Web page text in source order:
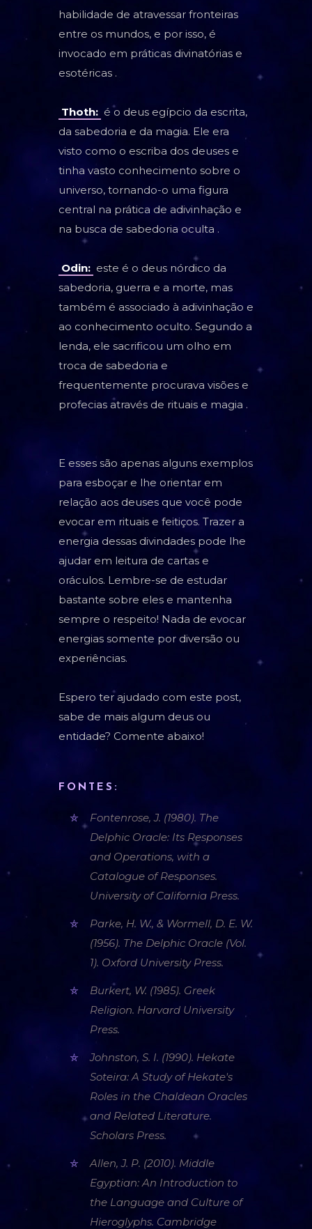
habilidade de atravessar fronteiras
entre os mundos, e por isso, é
invocado em práticas divinatórias e
esotéricas .
Thoth: é o deus egípcio da escrita,
da sabedoria e da magia. Ele era
visto como o escriba dos deuses e
tinha vasto conhecimento sobre o
universo, tornando-o uma figura
central na prática de adivinhação e
na busca de sabedoria oculta .
Odin: este é o deus nórdico da
sabedoria, guerra e a morte, mas
também é associado à adivinhação e
ao conhecimento oculto. Segundo a
lenda, ele sacrificou um olho em
troca de sabedoria e
frequentemente procurava visões e
profecias através de rituais e magia .
E esses são apenas alguns exemplos
para esboçar e lhe orientar em
relação aos deuses que você pode
evocar em rituais e feitiços. Trazer a
energia dessas divindades pode lhe
ajudar em leitura de cartas e
oráculos. Lembre-se de estudar
bastante sobre eles e mantenha
sempre o respeito! Nada de evocar
energias somente por diversão ou
experiências.
Espero ter ajudado com este post,
sabe de mais algum deus ou
entidade? Comente abaixo!
FONTES:
Fontenrose, J. (1980). The
Delphic Oracle: Its Responses
and Operations, with a
Catalogue of Responses.
University of California Press.
Parke, H. W., & Wormell, D. E. W.
(1956). The Delphic Oracle (Vol.
1). Oxford University Press.
Burkert, W. (1985). Greek
Religion. Harvard University
Press.
Johnston, S. I. (1990). Hekate
Soteira: A Study of Hekate's
Roles in the Chaldean Oracles
and Related Literature.
Scholars Press.
Allen, J. P. (2010). Middle
Egyptian: An Introduction to
the Language and Culture of
Hieroglyphs. Cambridge